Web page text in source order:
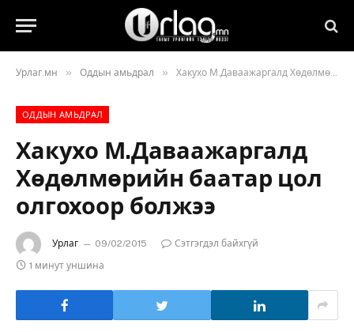
Урлаг.мн » Оддын амьдрал » Хакухо М.Даваажаргалд Хөдөлмөрийн баатар цол олгохоор болжээ
ОДДЫН АМЬДРАЛ
Хакухо М.Даваажаргалд
Хөдөлмөрийн баатар цол
олгохоор болжээ
Урлаг 09/02/2015
Сэтгэгдэл байхгүй
1 минут уншина